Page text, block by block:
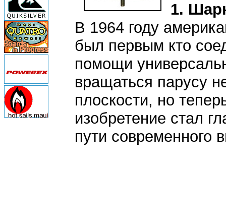
1.
В 1964 году
был первым кто
помощи
вращаться парусу
плоскости, но
изобретение стал
пути современного